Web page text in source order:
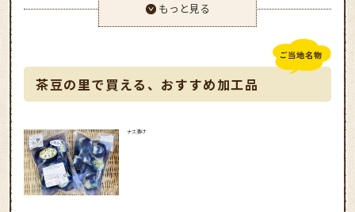
もっと見る
茶豆の里で買える、おすすめ加工品
ナス漬け